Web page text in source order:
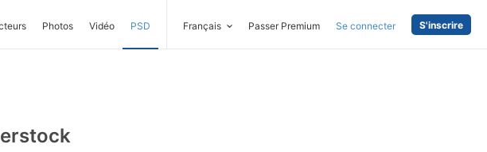
Photos Vidéo PSD Français Passer Premium Se connecter S'inscrire